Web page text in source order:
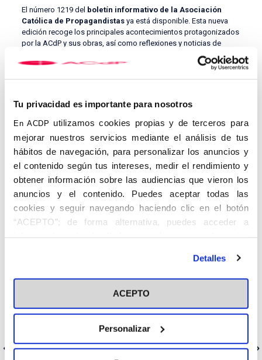
Tu privacidad es importante para nosotros
En ACDP utilizamos cookies propias y de terceros para
mejorar nuestros servicios mediante el análisis de tus
hábitos de navegación, para personalizar los anuncios y
el contenido según tus intereses, medir el rendimiento y
obtener información sobre las audiencias que vieron los
anuncios y el contenido. Puedes aceptar todas las
cookies y seguir navegando haciendo clic en el botón
“ACEPTO”; de forma alternativa, puedes acceder a
información más detallada y cambiar tus preferencias
en el botón "Personalizar". Para más información puedes
visitar nuestra Política de Cookies
Detalles
ACEPTO
Personalizar
El número 1219 del boletín informativo de la Asociación
Católica de Propagandistasya está disponible. Esta nueva
edición recoge los principales acontecimientos protagonizados
por la ACdP y sus obras, así como reflexiones y noticias de
interés para los miembros de la asociación y el público general.
director deEl Debate, uno de los diarios digitales con mayor
crecimiento en España. La publicación también dedica un
León XIV
, destacando su perfil
evangelizador y su preocupación por los desafíos éticos de la
inteligencia artificial.
Entre los eventos recientes, el boletín celebra el éxito de la
Fiesta de la Resurrecciónen la Plaza de Cibeles, con más de
85.000 asistentes, y recoge el testimonio de la Marcha Sí a la
Vida, que reunió a miles de personas en defensa de la dignidad
humana. Asimismo, se hace eco de la campaña
REDWEEK
de
Ayuda a la Iglesia Necesitada, por los cristianos perseguidos,
las últimas peregrinaciones del Jubileo de la Esperanza y las
Consúltalo aquí
Anterior Siguiente